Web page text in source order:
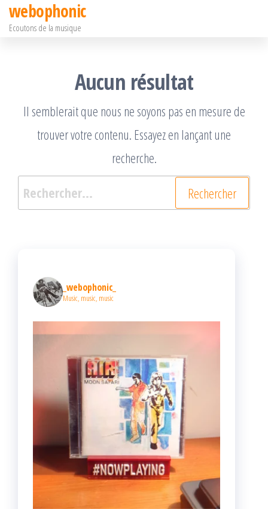
Passer
webophonic
Ecoutons de la musique
Aucun résultat
Il semblerait que nous ne soyons pas en mesure de
trouver votre contenu. Essayez en lançant une
recherche.
Rechercher :
_webophonic_
Music, music, music